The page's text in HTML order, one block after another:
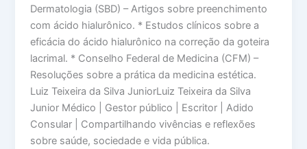
Dermatologia (SBD) – Artigos sobre preenchimento
com ácido hialurônico. * Estudos clínicos sobre a
eficácia do ácido hialurônico na correção da goteira
lacrimal. * Conselho Federal de Medicina (CFM) –
Resoluções sobre a prática da medicina estética.
Luiz Teixeira da Silva JuniorLuiz Teixeira da Silva
Junior Médico | Gestor público | Escritor | Adido
Consular | Compartilhando vivências e reflexões
sobre saúde, sociedade e vida pública.